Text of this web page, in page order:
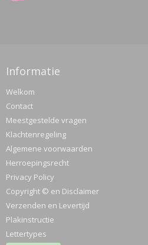
Informatie
Welkom
Contact
Meestgestelde vragen
Klachtenregeling
Algemene voorwaarden
Herroepingsrecht
Privacy Policy
Copyright © en Disclaimer
Verzenden en Levertijd
Plakinstructie
Lettertypes